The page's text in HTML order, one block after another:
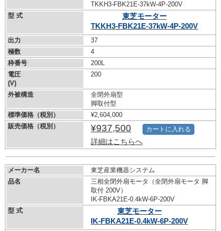
TKKH3-FBK21E-37kW-4P-200V
型 式
東芝モーター
TKKH3-FBK21E-37kW-4P-200V
出力
37
極数
4
枠番号
200L
電圧
(V)
200
外被構造
全閉外扇型
脚取付型
標準価格（税別）
¥2,604,000
販売価格（税別）
¥937,500
詳細はこちらへ
カートに入れる
メーカー名
東芝産業機器システム
品名
三相全閉外扇モータ（全閉外扇モータ 脚
取付 200V）
IK-FBKA21E-0.4kW-6P-200V
型 式
東芝モーター
IK-FBKA21E-0.4kW-6P-200V